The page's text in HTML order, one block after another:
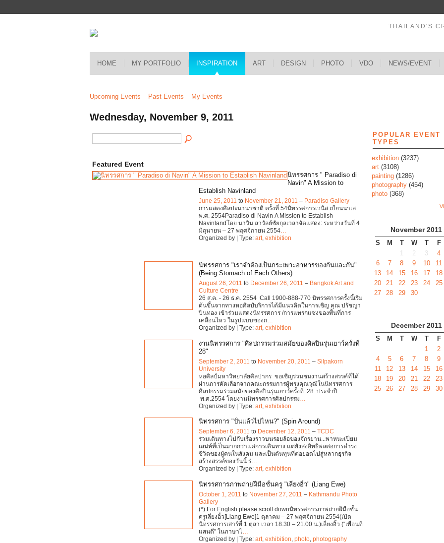
THAILAND'S
HOME MY PORTFOLIO INSPIRATION ART DESIGN PHOTO VDO NEWS/EVENT
Upcoming Events Past Events My Events
Wednesday, November 9, 2011
Featured Event
นิทรรศการ " Paradiso di
Navin" A Mission to
Establish Navinland
June 25, 2011 to November 21, 2011 – Paradiso Gallery
การแสดงศิลปะนานาชาติ ครั้งที่ 54นิทรรศการเวนิส เบียนนาเล่
พ.ศ. 2554Paradiso di Navin A Mission to Establish
Navinlandโดย นาวิน ลาวัลย์ชัยกุลเวลาจัดแสดง: ระหว่างวันที่ 4
มิถุนายน – 27 พฤศจิกายน 2554
Organized by | Type: art exhibition
นิทรรศการ "เราจำต้องเป็นกระเพาะอาหารของกันและกัน"
(Being Stomach of Each Others)
August 26, 2011 to December 26, 2011 – Bangkok Art and
Culture Centre
26 ส.ค. - 26 ธ.ค. 2554 Call 1900-888-770 นิทรรศการครั้งนี้เริ่ม
ต้นขึ้นจากทางหอศิลป์บริการได้มีแนวคิดในการเชิญ คุณ ปรัชญา
ปิ่นทอง เข้าร่วมแสดงนิทรรศการ /การแทรกแซงของพื้นที่การ
เคลื่อนไหว ในรูปแบบของก…
Organized by | Type: art, exhibition
งานนิทรรศการ "ศิลปกรรมร่วมสมัยของศิลปินรุ่นเยาว์ครั้งที่
28"
September 2, 2011 to November 20, 2011 – Silpakorn
University
หอศิลป์มหาวิทยาลัยศิลปากร ขอเชิญร่วมชมงานสร้างสรรค์ที่ได้
ผ่านการคัดเลือกจากคณะกรรมการผู้ทรงคุณวุฒิในนิทรรศการ
ศิลปกรรมร่วมสมัยของศิลปินรุ่นเยาว์ครั้งที่ 28 ประจำปี
พ.ศ.2554 โดยงานนิทรรศการศิลปกรรม
Organized by | Type: art exhibition
นิทรรศการ "ปั่นแล้วไปไหน?" (Spin Around)
September 6, 2011 to December 12, 2011 – TCDC
ร่วมเดินทางไปกับเรื่องราวบนรอยล้อของจักรยาน...พาหนะเปี่ยม
เสน่ห์ที่เป็นมากกว่าแค่การเดินทาง แต่ยังส่งอิทธิพลต่อการดำรง
ชีวิตของผู้คนในสังคม และเป็นต้นทุนที่ต่อยอดไปสู่หลากธุรกิจ
สร้างสรรค์ของวันนี้ ร่…
Organized by | Type: art, exhibition
นิทรรศการภาพถ่ายฝีมือชั้นครู "เลี่ยงอิ้ว" (Liang Ewe)
October 1, 2011 to November 27, 2011 – Kathmandu Photo
Gallery
(*) For English please scroll downนิทรรศการภาพถ่ายฝีมือชั้น
ครูเลี่ยงอิ้ว[Liang Ewe]1 ตุลาคม – 27 พฤศจิกายน 2554(เปิด
นิทรรศการเสาร์ที่ 1 ตุลา เวลา 18.30 – 21.00 น.)เลี่ยงอิ้ว (“เพื่อนที่
แสนดี” ในภาษาไ…
Organized by | Type: art, exhibition, photo, photography
POPULAR EVENT
TYPES
exhibition (3237)
art (3108)
painting (1286)
photography (454)
photo (368)
November 2011
S M T W T F
1
2 3 4
6
7 8 9 10 11
13
14 15 16 17 18
20
21 22 23 24 25
27
28 29 30
December 2011
S M T W T F
1
2
4
5 6 7 8 9
11
12 13 14 15 16
18
19 20 21 22 23
25
26 27 28 29 30